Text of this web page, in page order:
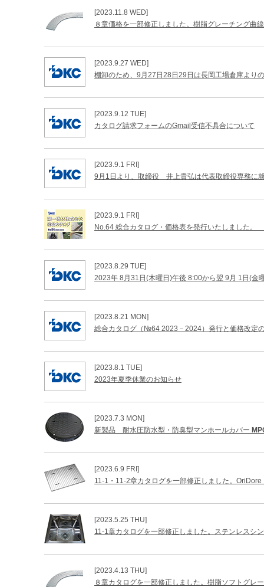
[2023.11.8 WED]
８章価格を一部修正しました。樹脂グレーチング曲
[2023.9.27 WED]
棚卸のため、9月27日28日29日は長岡工場倉庫より
[2023.9.12 TUE]
カタログ請求フォームのGmail受信不具合について
[2023.9.1 FRI]
9月1日より、取締役 井上貴弘は代表取締役専務に
[2023.9.1 FRI]
No.64 総合カタログ・価格表を発行いたしました
[2023.8.29 TUE]
2023年 8月31日(木曜日)午後 8:00から翌 9月 1日(金
[2023.8.21 MON]
総合カタログ（№64 2023－2024）発行と価格改定
[2023.8.1 TUE]
2023年夏季休業のお知らせ
[2023.7.3 MON]
新製品 耐水圧防水型・防臭型マンホールカバー
[2023.6.9 FRI]
11-1・11-2章カタログを一部修正しました。
[2023.5.25 THU]
11-1章カタログを一部修正しました。ステンレスシ
[2023.4.13 THU]
８章カタログを一部修正しました。樹脂ソフトグレ